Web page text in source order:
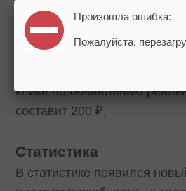
Так, если для ключевой
ставка 100 ₽ и установлена
клике по объявлению
составит 200 ₽.
Статистика
В статистике появился
Произошла ошибка:
Пожалуйста,